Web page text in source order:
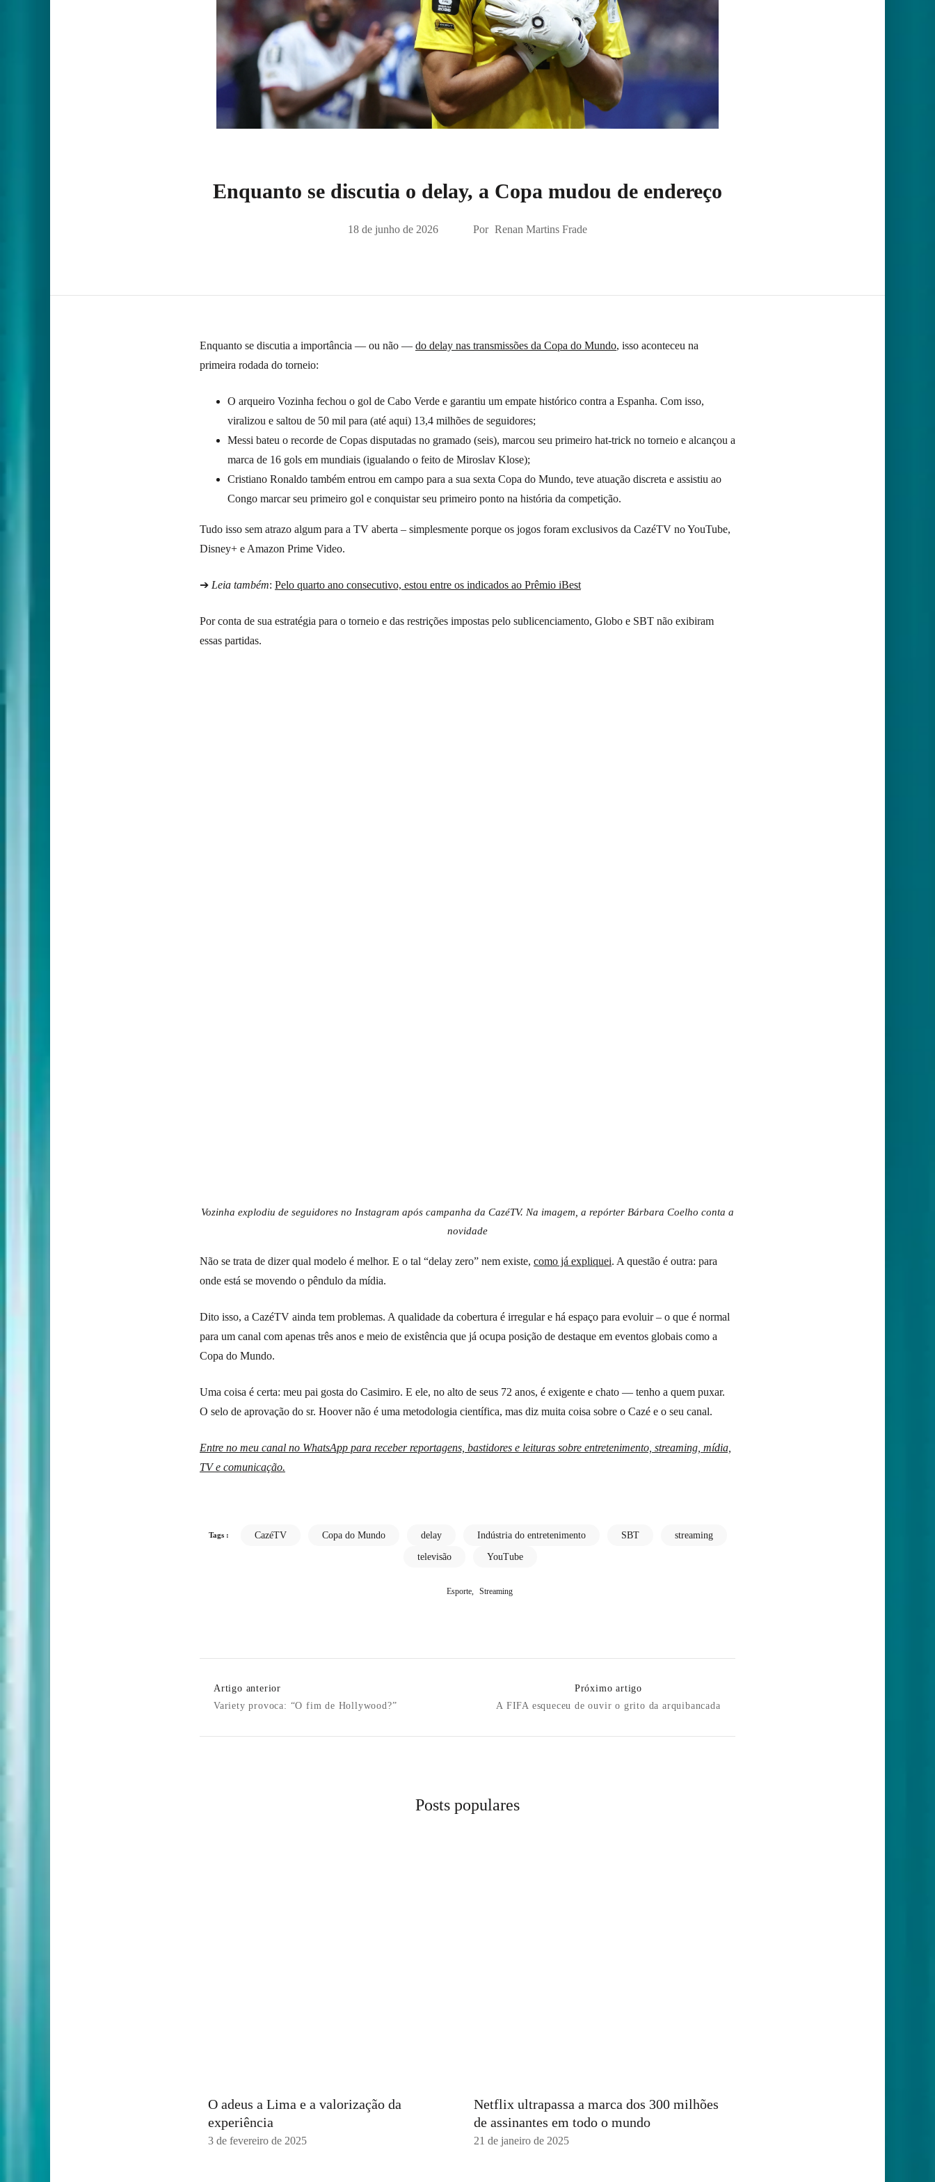
Enquanto se discutia o delay, a Copa mudou de endereço
18 de junho de 2026 Por Renan Martins Frade
Enquanto se discutia a importância — ou não — do delay nas transmissões da Copa do Mundo, isso aconteceu na
primeira rodada do torneio:
O arqueiro Vozinha fechou o gol de Cabo Verde e garantiu um empate histórico contra a Espanha. Com isso,
viralizou e saltou de 50 mil para (até aqui) 13,4 milhões de seguidores;
Messi bateu o recorde de Copas disputadas no gramado (seis), marcou seu primeiro hat-trick no torneio e alcançou a
marca de 16 gols em mundiais (igualando o feito de Miroslav Klose);
Cristiano Ronaldo também entrou em campo para a sua sexta Copa do Mundo, teve atuação discreta e assistiu ao
Congo marcar seu primeiro gol e conquistar seu primeiro ponto na história da competição.
Tudo isso sem atrazo algum para a TV aberta – simplesmente porque os jogos foram exclusivos da CazéTV no YouTube,
Disney+ e Amazon Prime Video.
➔ Leia também: Pelo quarto ano consecutivo, estou entre os indicados ao Prêmio iBest
Por conta de sua estratégia para o torneio e das restrições impostas pelo sublicenciamento, Globo e SBT não exibiram
essas partidas.
Vozinha explodiu de seguidores no Instagram após campanha da CazéTV. Na imagem, a repórter Bárbara Coelho conta a
novidade
Não se trata de dizer qual modelo é melhor. E o tal “delay zero” nem existe, como já expliquei. A questão é outra: para
onde está se movendo o pêndulo da mídia.
Dito isso, a CazéTV ainda tem problemas. A qualidade da cobertura é irregular e há espaço para evoluir – o que é normal
para um canal com apenas três anos e meio de existência que já ocupa posição de destaque em eventos globais como a
Copa do Mundo.
Uma coisa é certa: meu pai gosta do Casimiro. E ele, no alto de seus 72 anos, é exigente e chato — tenho a quem puxar.
O selo de aprovação do sr. Hoover não é uma metodologia científica, mas diz muita coisa sobre o Cazé e o seu canal.
Entre no meu canal no WhatsApp para receber reportagens, bastidores e leituras sobre entretenimento, streaming, mídia,
TV e comunicação.
Tags : CazéTV Copa do Mundo delay Indústria do entretenimento SBT streaming
televisão YouTube
Esporte Streaming
Navigation
Artigo anterior
Variety provoca: “O fim de Hollywood?”
Próximo artigo
A FIFA esqueceu de ouvir o grito da arquibancada
Posts populares
O adeus a Lima e a valorização da
experiência
3 de fevereiro de 2025
Netflix ultrapassa a marca dos 300 milhões
de assinantes em todo o mundo
21 de janeiro de 2025